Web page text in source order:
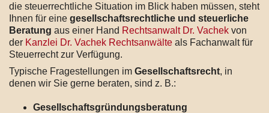
die steuerrechtliche Situation im Blick haben müssen, steht
Ihnen für eine gesellschaftsrechtliche und steuerliche
Beratung aus einer Hand Rechtsanwalt Dr. Vachek von
der Kanzlei Dr. Vachek Rechtsanwälte als Fachanwalt für
Steuerrecht zur Verfügung.
Typische Fragestellungen im Gesellschaftsrecht, in
denen wir Sie gerne beraten, sind z. B.:
Gesellschaftsgründungsberatung